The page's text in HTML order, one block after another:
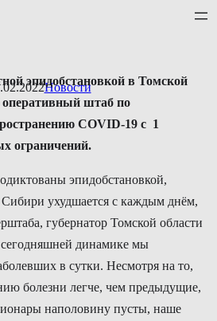
Новости
эпидобстановкой в Томской
оперативный штаб по
COVID-19 с 1
ограничений.
эпидобстановкой,
Сибири ухудшается с каждым днём,
губернатор Томской области
динамике мы
в сутки. Несмотря на то,
болезни легче, чем предыдущие,
наполовину пусты, наше